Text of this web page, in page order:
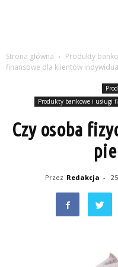
Strona główna Produkty
finansowe dla klientów
Produkty bankowe i usługi
Czy osoba
Przez Redakcja -